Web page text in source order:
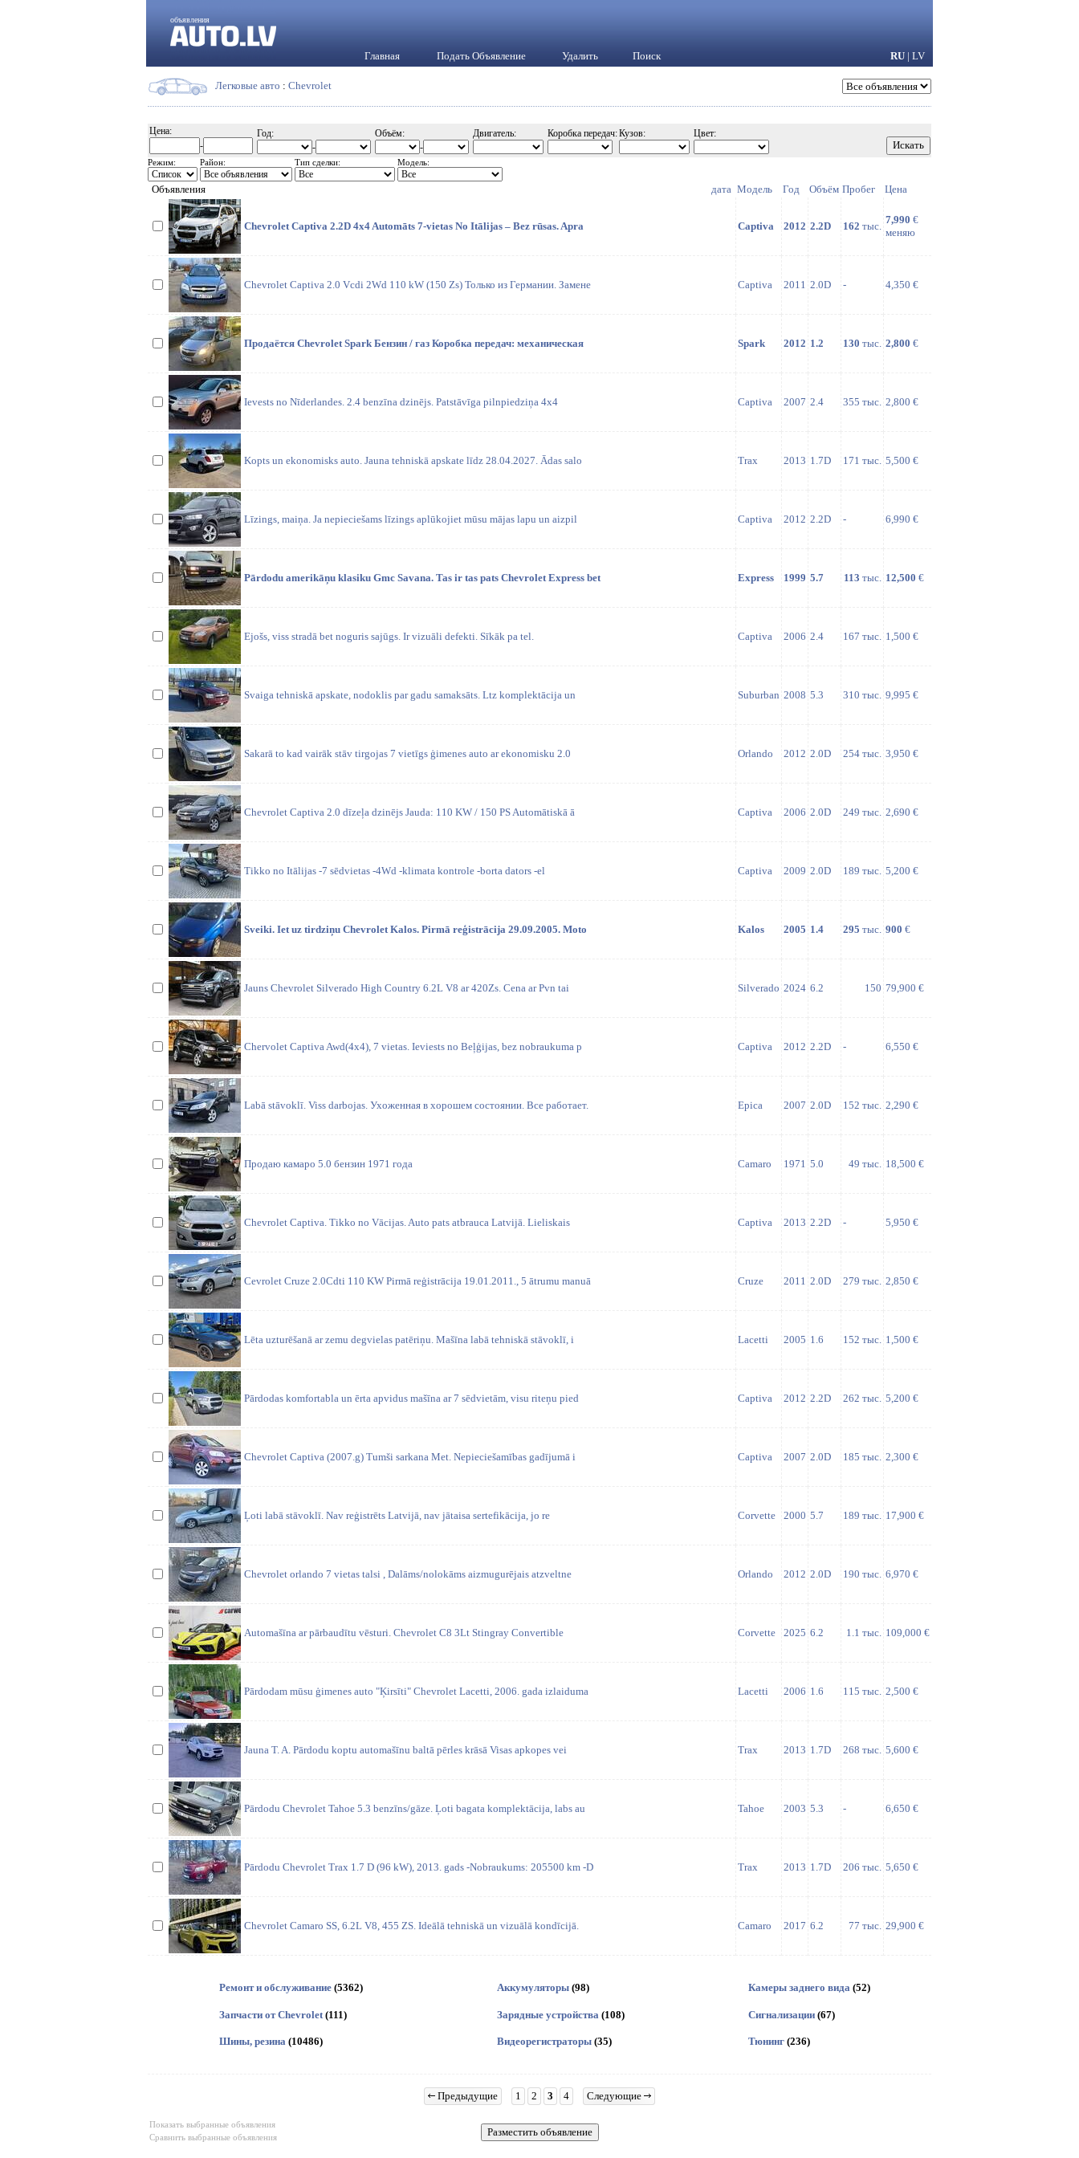
объявления
Главная Подать Объявление Удалить Поиск RU | LV
Легковые авто : Chevrolet
Цена:
-
Год:
-
Объём:
-
Двигатель: Коробка передач:Кузов: Цвет:
Режим: Район: Тип сделки: Модель:
Объявления дата Модель Год Объём Пробег Цена
Chevrolet Captiva 2.2D 4x4 Automāts 7-vietas No Itālijas – Bez rūsas. Apra Captiva 2012 2.2D 162 тыс.
7,990 €
меняю
Chevrolet Captiva 2.0 Vcdi 2Wd 110 kW (150 Zs) Только из Германии. Замене Captiva 2011 2.0D - 4,350 €
Продаётся Chevrolet Spark Бензин / газ Коробка передач: механическая Spark 2012 1.2 130 тыс. 2,800 €
Ievests no Nīderlandes. 2.4 benzīna dzinējs. Patstāvīga pilnpiedziņa 4x4 Captiva 2007 2.4 355 тыс. 2,800 €
Kopts un ekonomisks auto. Jauna tehniskā apskate līdz 28.04.2027. Ādas salo Trax 2013 1.7D 171 тыс. 5,500 €
Līzings, maiņa. Ja nepieciešams līzings aplūkojiet mūsu mājas lapu un aizpil Captiva 2012 2.2D - 6,990 €
Pārdodu amerikāņu klasiku Gmc Savana. Tas ir tas pats Chevrolet Express bet Express 1999 5.7 113 тыс. 12,500 €
Ejošs, viss stradā bet noguris sajūgs. Ir vizuāli defekti. Sīkāk pa tel. Captiva 2006 2.4 167 тыс. 1,500 €
Svaiga tehniskā apskate, nodoklis par gadu samaksāts. Ltz komplektācija un Suburban 2008 5.3 310 тыс. 9,995 €
Sakarā to kad vairāk stāv tirgojas 7 vietīgs ģimenes auto ar ekonomisku 2.0 Orlando 2012 2.0D 254 тыс. 3,950 €
Chevrolet Captiva 2.0 dīzeļa dzinējs Jauda: 110 KW / 150 PS Automātiskā ā Captiva 2006 2.0D 249 тыс. 2,690 €
Tikko no Itālijas -7 sēdvietas -4Wd -klimata kontrole -borta dators -el Captiva 2009 2.0D 189 тыс. 5,200 €
Sveiki. Iet uz tirdziņu Chevrolet Kalos. Pirmā reģistrācija 29.09.2005. Moto Kalos 2005 1.4 295 тыс. 900 €
Jauns Chevrolet Silverado High Country 6.2L V8 ar 420Zs. Cena ar Pvn tai Silverado 2024 6.2 150 79,900 €
Chervolet Captiva Awd(4x4), 7 vietas. Ieviests no Beļģijas, bez nobraukuma p Captiva 2012 2.2D - 6,550 €
Labā stāvoklī. Viss darbojas. Ухоженная в хорошем состоянии. Все работает. Epica 2007 2.0D 152 тыс. 2,290 €
Продаю камаро 5.0 бензин 1971 года Camaro 1971 5.0 49 тыс. 18,500 €
Chevrolet Captiva. Tikko no Vācijas. Auto pats atbrauca Latvijā. Lieliskais Captiva 2013 2.2D - 5,950 €
Cevrolet Cruze 2.0Cdti 110 KW Pirmā reģistrācija 19.01.2011., 5 ātrumu manuā Cruze 2011 2.0D 279 тыс. 2,850 €
Lēta uzturēšanā ar zemu degvielas patēriņu. Mašīna labā tehniskā stāvoklī, i Lacetti 2005 1.6 152 тыс. 1,500 €
Pārdodas komfortabla un ērta apvidus mašīna ar 7 sēdvietām, visu riteņu pied Captiva 2012 2.2D 262 тыс. 5,200 €
Chevrolet Captiva (2007.g) Tumši sarkana Met. Nepieciešamības gadījumā i Captiva 2007 2.0D 185 тыс. 2,300 €
Ļoti labā stāvoklī. Nav reģistrēts Latvijā, nav jātaisa sertefikācija, jo re Corvette 2000 5.7 189 тыс. 17,900 €
Chevrolet orlando 7 vietas talsi , Dalāms/nolokāms aizmugurējais atzveltne Orlando 2012 2.0D 190 тыс. 6,970 €
Automašīna ar pārbaudītu vēsturi. Chevrolet C8 3Lt Stingray Convertible Corvette 2025 6.2 1.1 тыс. 109,000 €
Pārdodam mūsu ģimenes auto "Ķirsīti" Chevrolet Lacetti, 2006. gada izlaiduma Lacetti 2006 1.6 115 тыс. 2,500 €
Jauna T. A. Pārdodu koptu automašīnu baltā pērles krāsā Visas apkopes vei Trax 2013 1.7D 268 тыс. 5,600 €
Pārdodu Chevrolet Tahoe 5.3 benzīns/gāze. Ļoti bagata komplektācija, labs au Tahoe 2003 5.3 - 6,650 €
Pārdodu Chevrolet Trax 1.7 D (96 kW), 2013. gads -Nobraukums: 205500 km -D Trax 2013 1.7D 206 тыс. 5,650 €
Chevrolet Camaro SS, 6.2L V8, 455 ZS. Ideālā tehniskā un vizuālā kondīcijā. Camaro 2017 6.2 77 тыс. 29,900 €
Ремонт и обслуживание (5362)
Запчасти от Chevrolet (111)
Шины, резина (10486)
Аккумуляторы (98)
Зарядные устройства (108)
Видеорегистраторы (35)
Камеры заднего вида (52)
Сигнализации (67)
Тюнинг (236)
Предыдущие 1 2 3 4 Следующие
Показать выбранные объявления
Сравнить выбранные объявления